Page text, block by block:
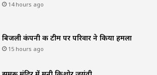
14 hours ago
बिजली कंपनी की टीम पर परिवार ने किया हमला
15 hours ago